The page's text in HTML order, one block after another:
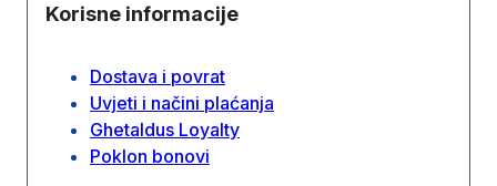
Korisne informacije
Dostava i povrat
Uvjeti i načini plaćanja
Ghetaldus Loyalty
Poklon bonovi